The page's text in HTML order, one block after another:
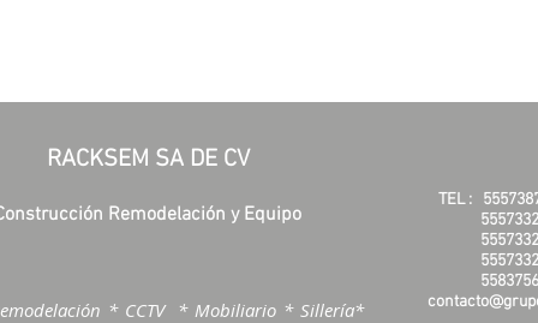
RACKSEM SA DE CV
Remodelación y Equipo
* CCTV * Mobiliario * Sillería*
TEL :